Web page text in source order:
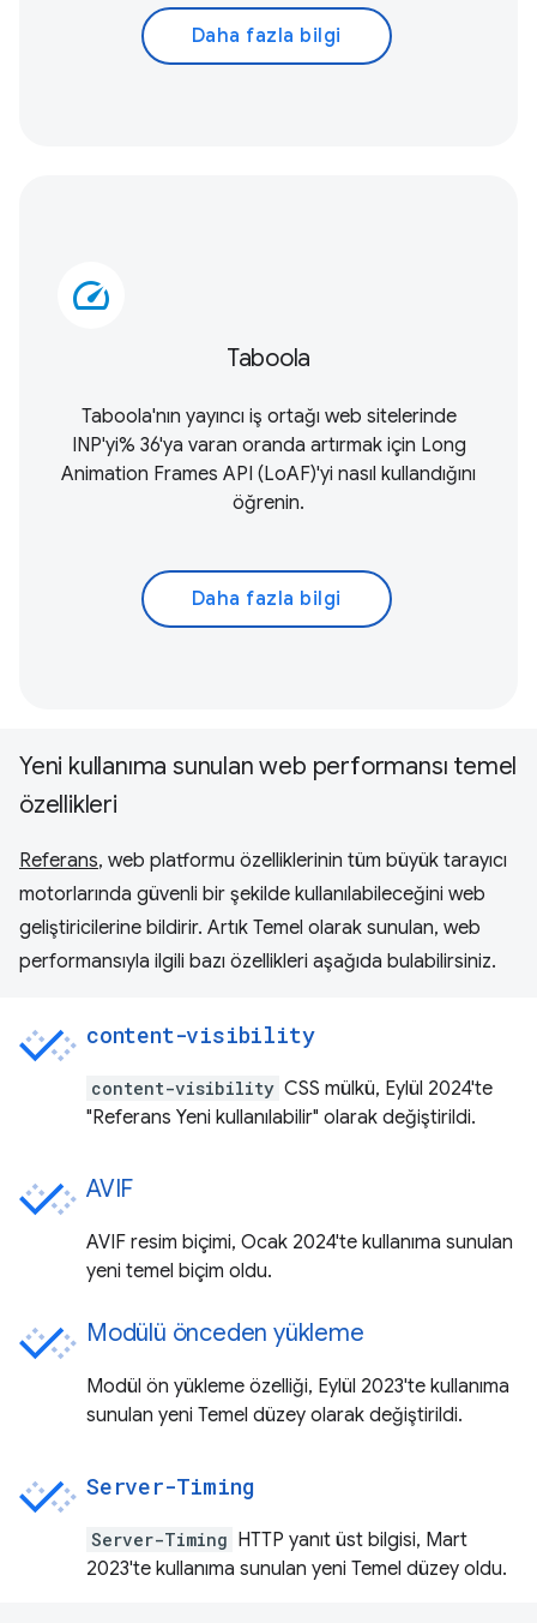
Daha fazla bilgi
speed
Taboola
Taboola'nın yayıncı iş ortağı web sitelerinde
INP'yi% 36'ya varan oranda artırmak için Long
Animation Frames API (LoAF)'yi nasıl kullandığını
öğrenin.
Daha fazla bilgi
Yeni kullanıma sunulan web performansı temel
özellikleri
Referans, web platformu özelliklerinin tüm büyük tarayıcı
motorlarında güvenli bir şekilde kullanılabileceğini web
geliştiricilerine bildirir. Artık Temel olarak sunulan, web
performansıyla ilgili bazı özellikleri aşağıda bulabilirsiniz.
content-visibility
content-visibility CSS mülkü, Eylül 2024'te
"Referans Yeni kullanılabilir" olarak değiştirildi.
AVIF
AVIF resim biçimi, Ocak 2024'te kullanıma sunulan
yeni temel biçim oldu.
Modülü önceden yükleme
Modül ön yükleme özelliği, Eylül 2023'te kullanıma
sunulan yeni Temel düzey olarak değiştirildi.
Server-Timing
Server-Timing HTTP yanıt üst bilgisi, Mart
2023'te kullanıma sunulan yeni Temel düzey oldu.